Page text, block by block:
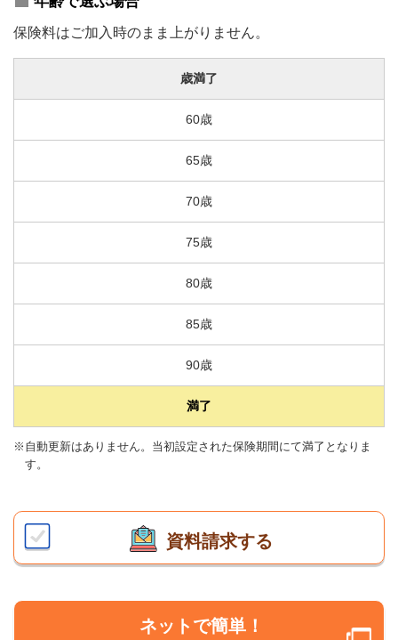
保険料はご加入時のまま上がりません。
歳満了
60歳
65歳
70歳
75歳
80歳
85歳
90歳
満了
※自動更新はありません。当初設定された保険期間にて満了となりま
す。
資料請求する
ネットで簡単！